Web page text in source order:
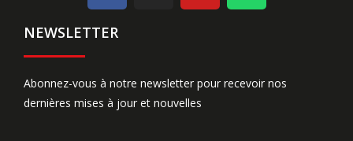
NEWSLETTER
Abonnez-vous à notre newsletter pour recevoir nos
dernières mises à jour et nouvelles